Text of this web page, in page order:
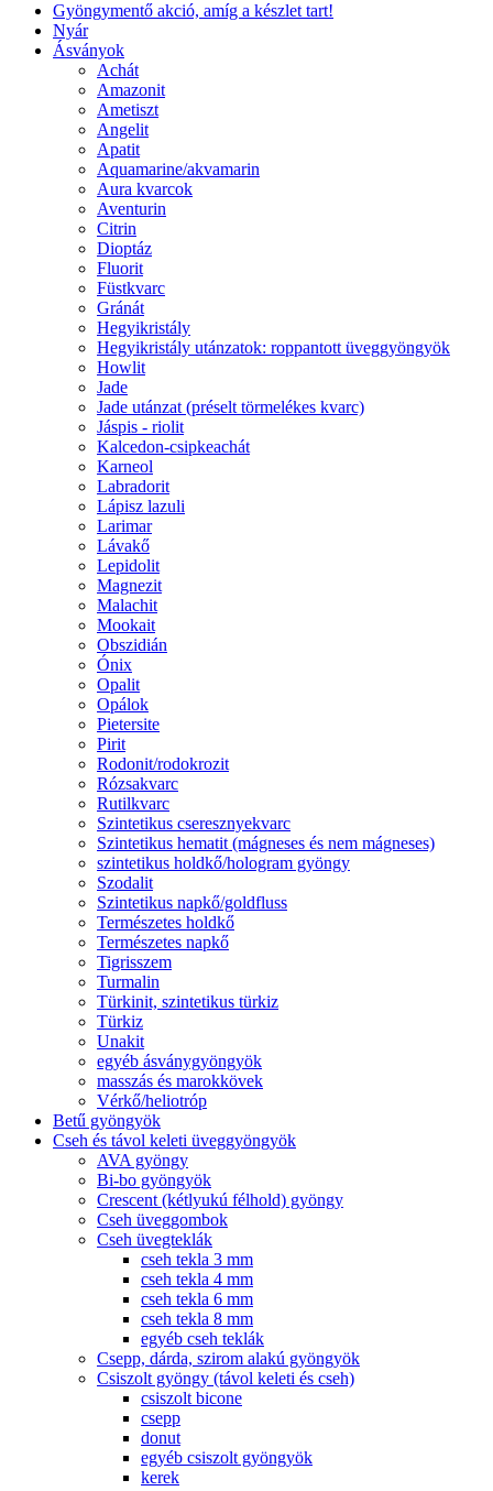
Gyöngymentő akció, amíg a készlet tart!
Nyár
Ásványok
Achát
Amazonit
Ametiszt
Angelit
Apatit
Aquamarine/akvamarin
Aura kvarcok
Aventurin
Citrin
Dioptáz
Fluorit
Füstkvarc
Gránát
Hegyikristály
Hegyikristály utánzatok: roppantott üveggyöngyök
Howlit
Jade
Jade utánzat (préselt törmelékes kvarc)
Jáspis - riolit
Kalcedon-csipkeachát
Karneol
Labradorit
Lápisz lazuli
Larimar
Lávakő
Lepidolit
Magnezit
Malachit
Mookait
Obszidián
Ónix
Opalit
Opálok
Pietersite
Pirit
Rodonit/rodokrozit
Rózsakvarc
Rutilkvarc
Szintetikus cseresznyekvarc
Szintetikus hematit (mágneses és nem mágneses)
szintetikus holdkő/hologram gyöngy
Szodalit
Szintetikus napkő/goldfluss
Természetes holdkő
Természetes napkő
Tigrisszem
Turmalin
Türkinit, szintetikus türkiz
Türkiz
Unakit
egyéb ásványgyöngyök
masszás és marokkövek
Vérkő/heliotróp
Betű gyöngyök
Cseh és távol keleti üveggyöngyök
AVA gyöngy
Bi-bo gyöngyök
Crescent (kétlyukú félhold) gyöngy
Cseh üveggombok
Cseh üvegteklák
cseh tekla 3 mm
cseh tekla 4 mm
cseh tekla 6 mm
cseh tekla 8 mm
egyéb cseh teklák
Csepp, dárda, szirom alakú gyöngyök
Csiszolt gyöngy (távol keleti és cseh)
csiszolt bicone
csepp
donut
egyéb csiszolt gyöngyök
kerek